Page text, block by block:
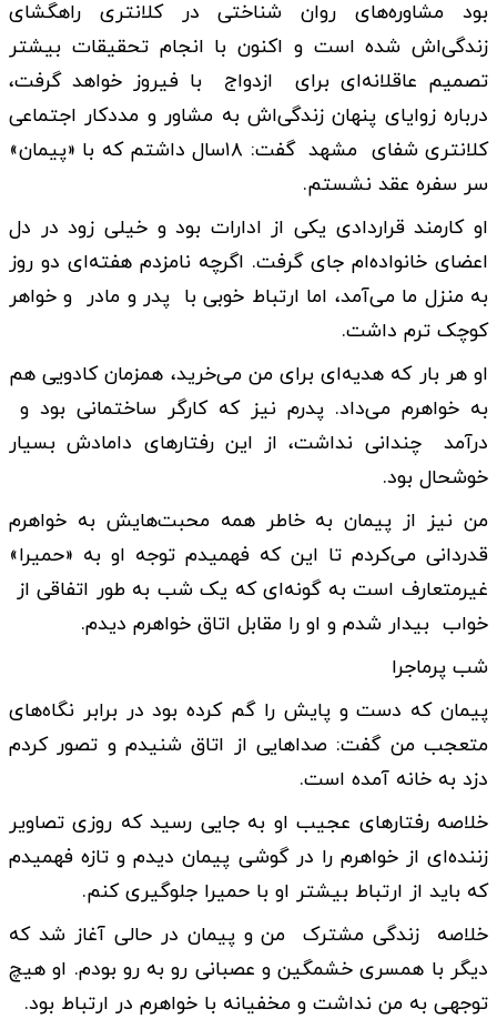
بود مشاوره‌های روان شناختی در کلانتری راهگشای
زندگی‌اش شده است و اکنون با انجام تحقیقات بیشتر
تصمیم عاقلانه‌ای برای ازدواج با فیروز خواهد گرفت،
درباره زوایای پنهان زندگی‌اش به مشاور و مددکار اجتماعی
کلانتری شفای مشهد گفت: ۱۸سال داشتم که با «پیمان»
سر سفره عقد نشستم.
او کارمند قراردادی یکی از ادارات بود و خیلی زود در دل
اعضای خانواده‌ام جای گرفت. اگرچه نامزدم هفته‌ای دو روز
به منزل ما می‌آمد، اما ارتباط خوبی با پدر و مادر و خواهر
کوچک ترم داشت.
او هر بار که هدیه‌ای برای من می‌خرید، همزمان کادویی هم
به خواهرم می‌داد. پدرم نیز که کارگر ساختمانی بود و
درآمد چندانی نداشت، از این رفتارهای دامادش بسیار
خوشحال بود.
من نیز از پیمان به خاطر همه محبت‌هایش به خواهرم
قدردانی می‌کردم تا این که فهمیدم توجه او به «حمیرا»
غیرمتعارف است به گونه‌ای که یک شب به طور اتفاقی از
خواب بیدار شدم و او را مقابل اتاق خواهرم دیدم.
شب پرماجرا
پیمان که دست و پایش را گم کرده بود در برابر نگاه‌های
متعجب من گفت: صداهایی از اتاق شنیدم و تصور کردم
دزد به خانه آمده است.
خلاصه رفتارهای عجیب او به جایی رسید که روزی تصاویر
زننده‌ای از خواهرم را در گوشی پیمان دیدم و تازه فهمیدم
که باید از ارتباط بیشتر او با حمیرا جلوگیری کنم.
خلاصه زندگی مشترک من و پیمان در حالی آغاز شد که
دیگر با همسری خشمگین و عصبانی رو به رو بودم. او هیچ
توجهی به من نداشت و مخفیانه با خواهرم در ارتباط بود.